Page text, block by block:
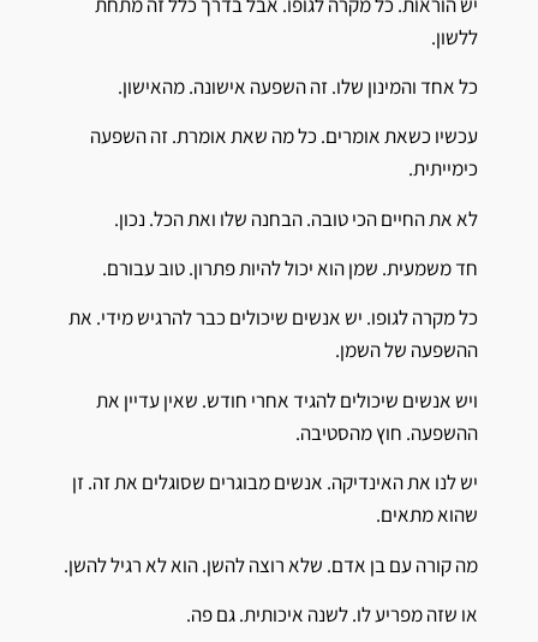
ללשון.
כל אחד והמינון שלו. זה השפעה אישונה. מהאישון.
עכשיו כשאת אומרים. כל מה שאת אומרת. זה השפעה
כימייתית.
לא את החיים הכי טובה. הבחנה שלו ואת הכל. נכון.
חד משמעית. שמן הוא יכול להיות פתרון. טוב עבורם.
כל מקרה לגופו. יש אנשים שיכולים כבר להרגיש מידי. את
ההשפעה של השמן.
ויש אנשים שיכולים להגיד אחרי חודש. שאין עדיין את
ההשפעה. חוץ מהסטיבה.
יש לנו את האינדיקה. אנשים מבוגרים שסוגלים את זה. זן
שהוא מתאים.
מה קורה עם בן אדם. שלא רוצה להשן. הוא לא רגיל להשן.
או שזה מפריע לו. לשנה איכותית. גם פה.